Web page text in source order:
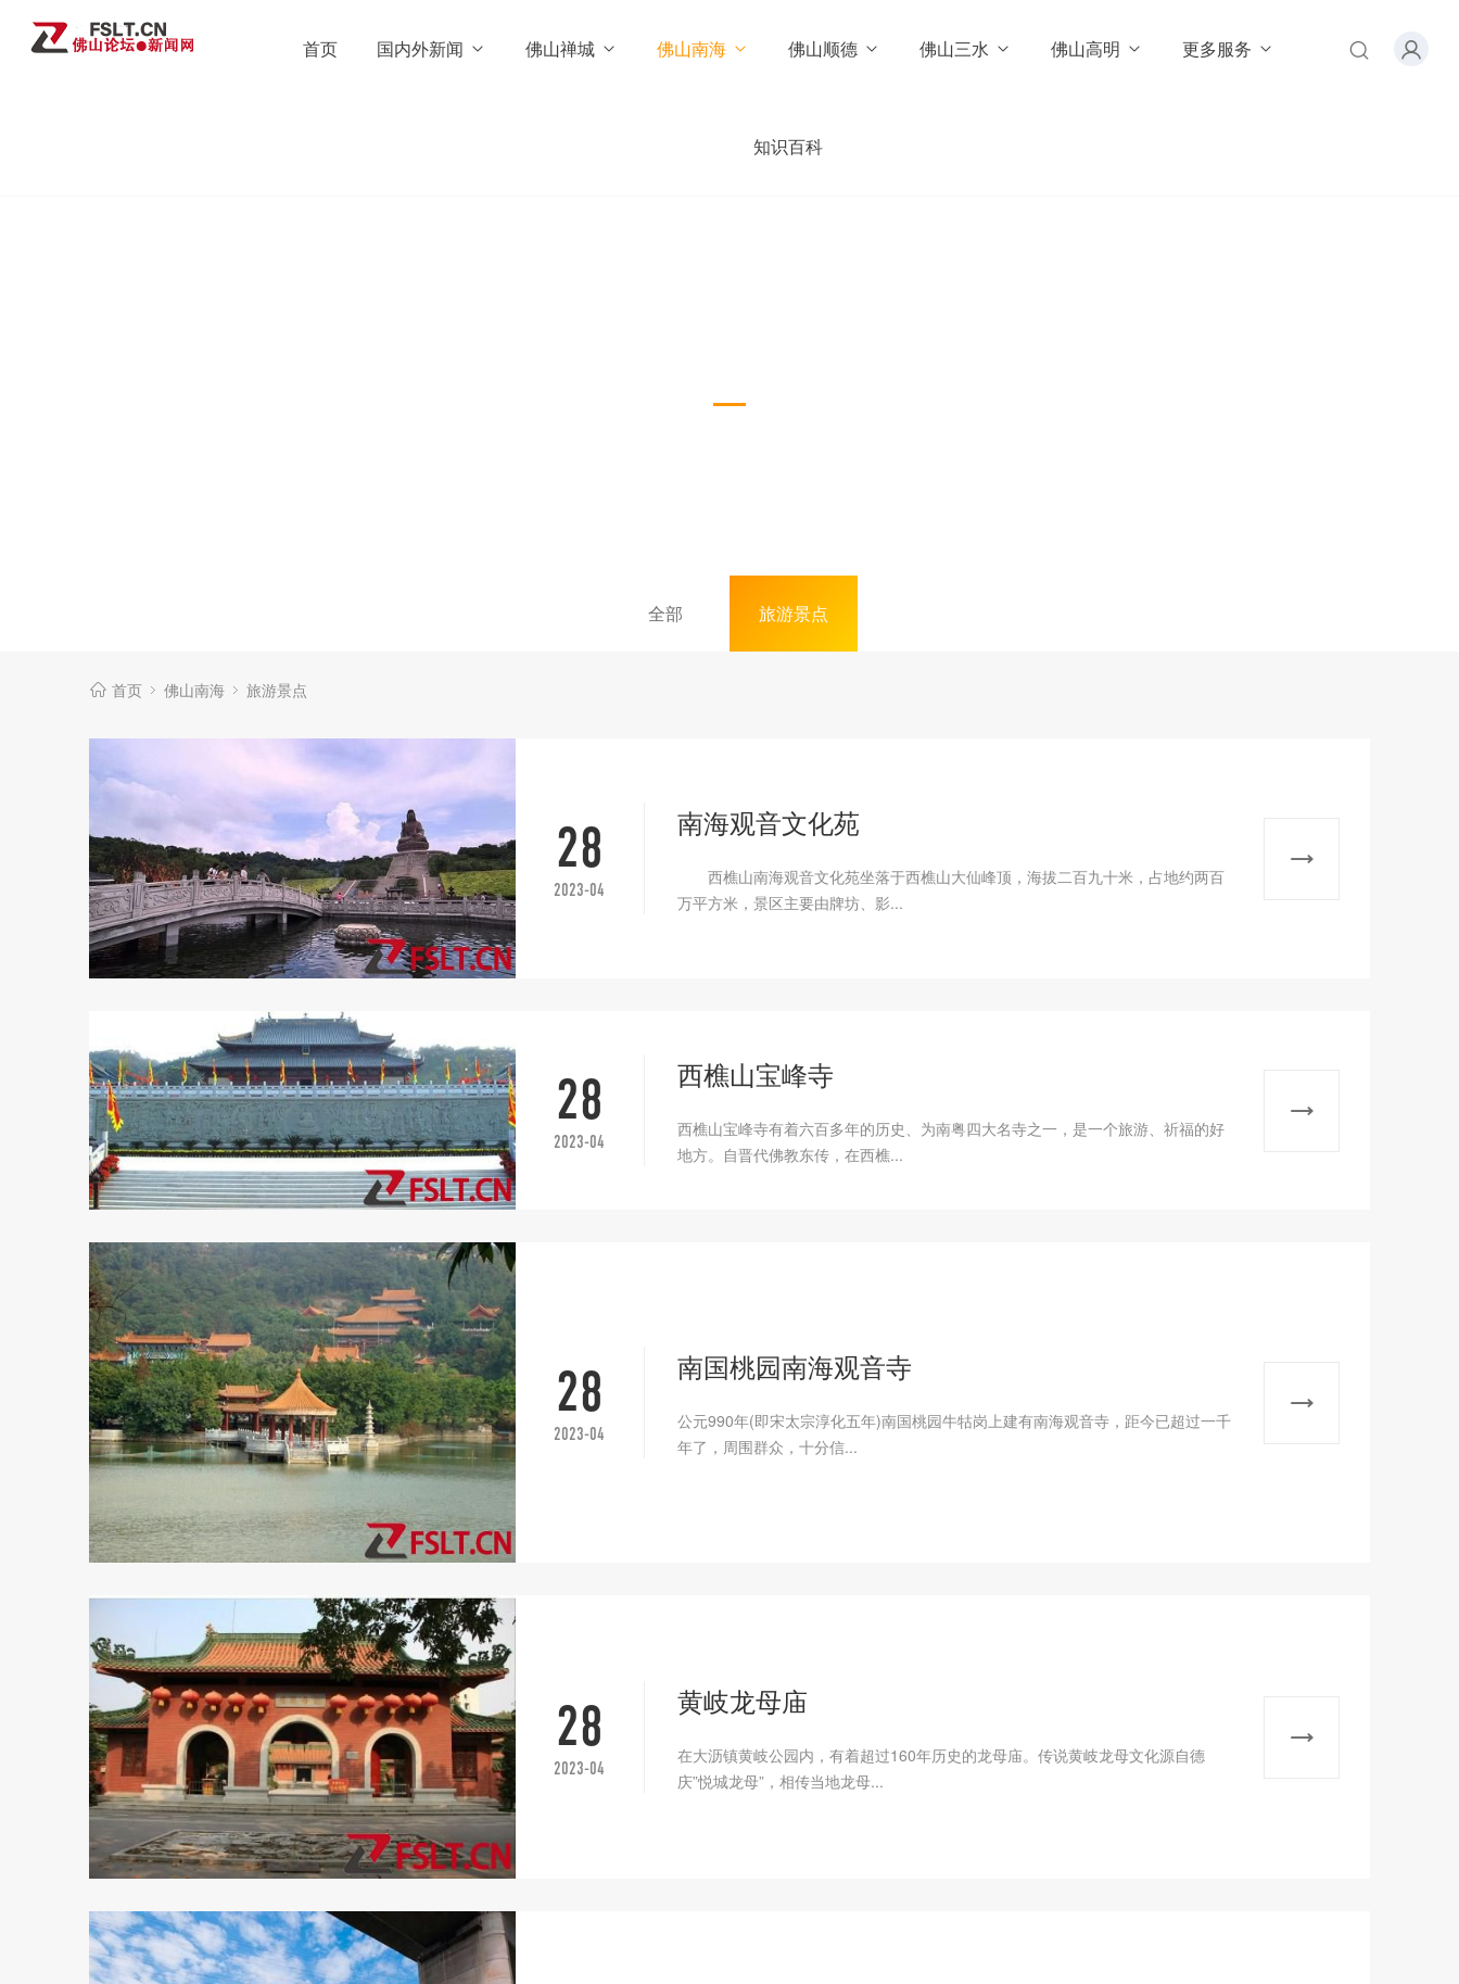
首页 国内外新闻 佛山禅城 佛山南海 佛山顺德 佛山三水 佛山高明 更多服务
知识百科
全部 旅游景点
首页 佛山南海 旅游景点
28
2023-04
南海观音文化苑
西樵山南海观音文化苑坐落于西樵山大仙峰顶，海拔二百九十米，占地约两百
万平方米，景区主要由牌坊、影...
28
2023-04
西樵山宝峰寺
西樵山宝峰寺有着六百多年的历史、为南粤四大名寺之一，是一个旅游、祈福的好
地方。自晋代佛教东传，在西樵...
28
2023-04
南国桃园南海观音寺
公元990年(即宋太宗淳化五年)南国桃园牛牯岗上建有南海观音寺，距今已超过一千
年了，周围群众，十分信...
28
2023-04
黄岐龙母庙
在大沥镇黄岐公园内，有着超过160年历史的龙母庙。传说黄岐龙母文化源自德
庆”悦城龙母”，相传当地龙母...